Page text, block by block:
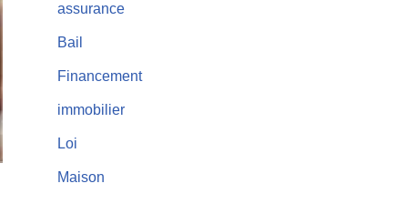
assurance
Bail
Financement
immobilier
Loi
Maison